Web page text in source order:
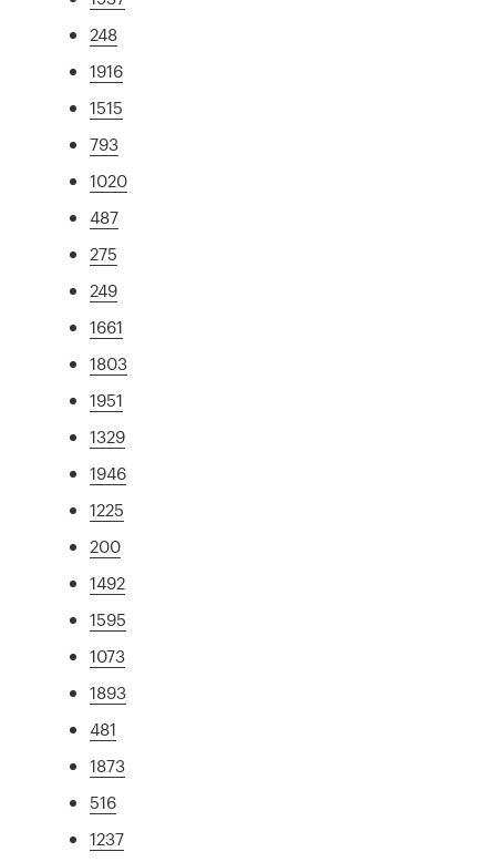
248
1916
1515
793
1020
487
275
249
1661
1803
1951
1329
1946
1225
200
1492
1595
1073
1893
481
1873
516
1237